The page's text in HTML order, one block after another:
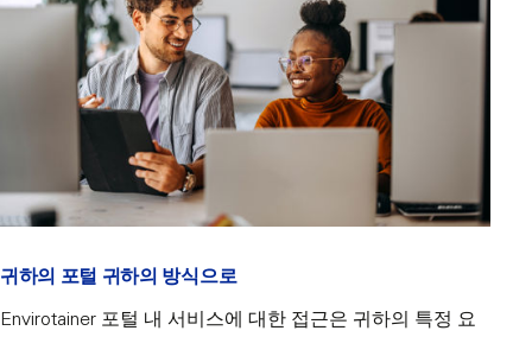
귀하의 포털 귀하의 방식으로
Envirotainer 포털 내 서비스에 대한 접근은 귀하의 특정 요